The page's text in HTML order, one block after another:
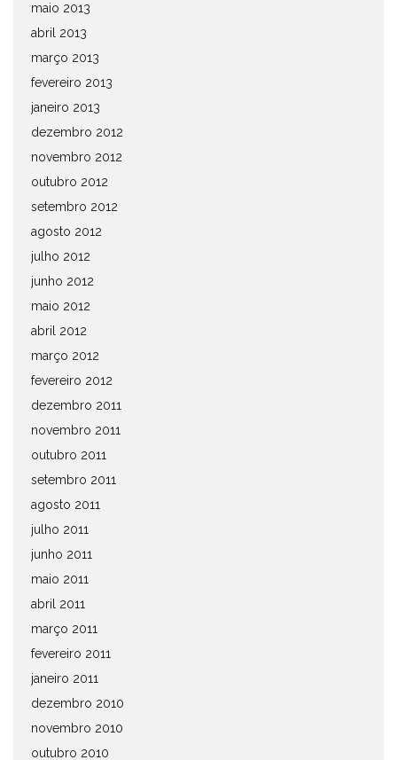
maio 2013
abril 2013
março 2013
fevereiro 2013
janeiro 2013
dezembro 2012
novembro 2012
outubro 2012
setembro 2012
agosto 2012
julho 2012
junho 2012
maio 2012
abril 2012
março 2012
fevereiro 2012
dezembro 2011
novembro 2011
outubro 2011
setembro 2011
agosto 2011
julho 2011
junho 2011
maio 2011
abril 2011
março 2011
fevereiro 2011
janeiro 2011
dezembro 2010
novembro 2010
outubro 2010